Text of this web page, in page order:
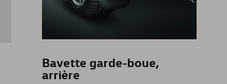
Bavette garde-boue,
arrière